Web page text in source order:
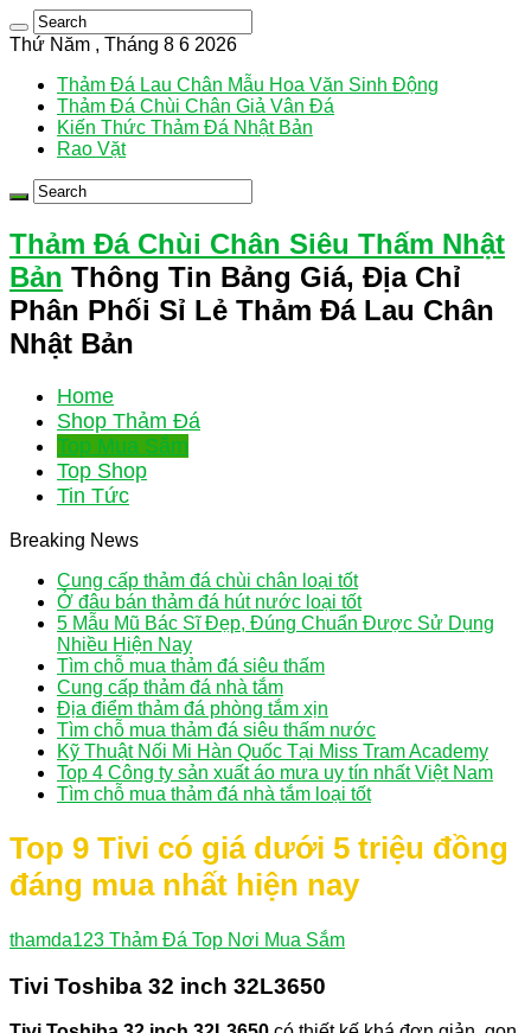
Thứ Năm , Tháng 8 6 2026
Thảm Đá Lau Chân Mẫu Hoa Văn Sinh Động
Thảm Đá Chùi Chân Giả Vân Đá
Kiến Thức Thảm Đá Nhật Bản
Rao Vặt
Thảm Đá Chùi Chân Siêu Thấm Nhật
Bản Thông Tin Bảng Giá, Địa Chỉ
Phân Phối Sỉ Lẻ Thảm Đá Lau Chân
Nhật Bản
Home
Shop Thảm Đá
Top Mua Sắm
Top Shop
Tin Tức
Breaking News
Cung cấp thảm đá chùi chân loại tốt
Ở đâu bán thảm đá hút nước loại tốt
5 Mẫu Mũ Bác Sĩ Đẹp, Đúng Chuẩn Được Sử Dụng
Nhiều Hiện Nay
Tìm chỗ mua thảm đá siêu thấm
Cung cấp thảm đá nhà tắm
Địa điểm thảm đá phòng tắm xịn
Tìm chỗ mua thảm đá siêu thấm nước
Kỹ Thuật Nối Mi Hàn Quốc Tại Miss Tram Academy
Top 4 Công ty sản xuất áo mưa uy tín nhất Việt Nam
Tìm chỗ mua thảm đá nhà tắm loại tốt
Top 9 Tivi có giá dưới 5 triệu đồng
đáng mua nhất hiện nay
thamda123 Thảm Đá Top Nơi Mua Sắm
Tivi Toshiba 32 inch 32L3650